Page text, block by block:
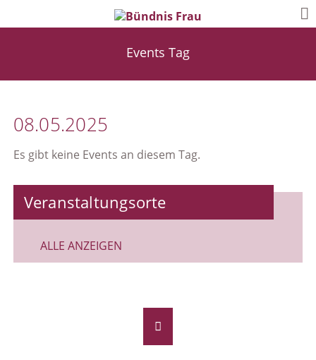
Events Tag
08.05.2025
Es gibt keine Events an diesem Tag.
Veranstaltungsorte
ALLE ANZEIGEN